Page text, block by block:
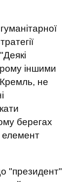
іншими
не
берегах
елемент
"президент"